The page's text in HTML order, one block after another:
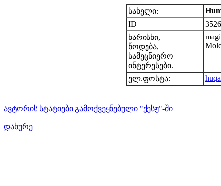
სახელი:
ID
3526
ხარისხი,
წოდება,
სამეცნიერო
ინტერესები.
ელ.ფოსტა:
ავტორის სტატიები გამოქვეყნებული "ქესჟ"-ში
დახურე